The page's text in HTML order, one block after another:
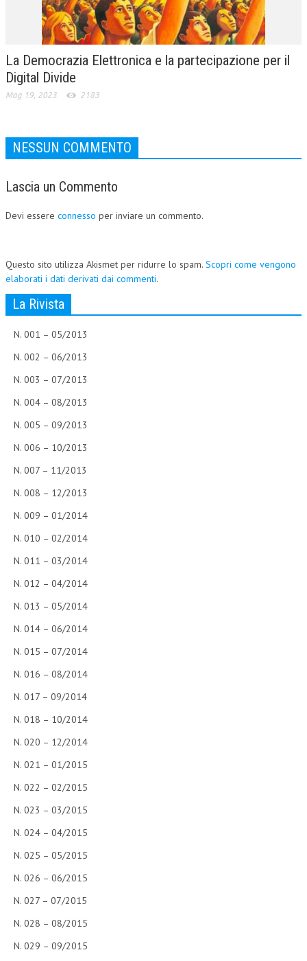
La Democrazia Elettronica e la partecipazione per il
Digital Divide
Mag 19, 2023 2183
NESSUN COMMENTO
Lascia un Commento
Devi essere connesso per inviare un commento.
Questo sito utilizza Akismet per ridurre lo spam. Scopri come vengono
elaborati i dati derivati dai commenti.
La Rivista
N. 001 – 05/2013
N. 002 – 06/2013
N. 003 – 07/2013
N. 004 – 08/2013
N. 005 – 09/2013
N. 006 – 10/2013
N. 007 – 11/2013
N. 008 – 12/2013
N. 009 – 01/2014
N. 010 – 02/2014
N. 011 – 03/2014
N. 012 – 04/2014
N. 013 – 05/2014
N. 014 – 06/2014
N. 015 – 07/2014
N. 016 – 08/2014
N. 017 – 09/2014
N. 018 – 10/2014
N. 020 – 12/2014
N. 021 – 01/2015
N. 022 – 02/2015
N. 023 – 03/2015
N. 024 – 04/2015
N. 025 – 05/2015
N. 026 – 06/2015
N. 027 – 07/2015
N. 028 – 08/2015
N. 029 – 09/2015